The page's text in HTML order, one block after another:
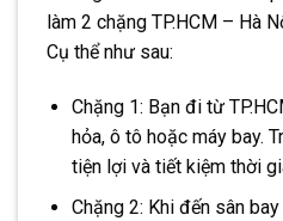
làm 2 chặng TP.HCM – Hà
Cụ thể như sau:
Chặng 1: Bạn đi từ
hỏa, ô tô hoặc máy bay.
tiện lợi và tiết kiệm thời
Chặng 2: Khi đến sân